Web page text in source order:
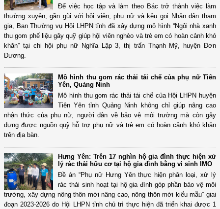
Để việc học tập và làm theo Bác trở thành việc làm
thường xuyên, gần gũi với hội viên, phụ nữ và kêu gọi Nhân dân tham
gia, Ban Thường vụ Hội LHPN tỉnh đã xây dựng mô hình “Ngôi nhà xanh
thu gom phế liệu gây quỹ giúp hội viên nghèo và trẻ em có hoàn cảnh khó
khăn” tại chi hội phụ nữ Nghĩa Lập 3, thị trấn Thạnh Mỹ, huyện Đơn
Dương.
Mô hình thu gom rác thải tái chế của phụ nữ Tiên
Yên, Quảng Ninh
Mô hình thu gom rác thải tái chế của Hội LHPN huyện
Tiên Yên tỉnh Quảng Ninh không chỉ giúp nâng cao
nhận thức của phụ nữ, người dân về bảo vệ môi trường mà còn gây
dựng được nguồn quỹ hỗ trợ phụ nữ và trẻ em có hoàn cảnh khó khăn
trên địa bàn.
Hưng Yên: Trên 17 nghìn hộ gia đình thực hiện xử
lý rác thải hữu cơ tại hộ gia đình bằng vi sinh IMO
Đề án “Phụ nữ Hưng Yên thực hiện phân loại, xử lý
rác thải sinh hoạt tại hộ gia đình góp phần bảo vệ môi
trường, xây dựng nông thôn mới nâng cao, nông thôn mới kiểu mẫu” giai
đoạn 2023-2026 do Hội LHPN tỉnh chủ trì thực hiện đã triển khai được 1